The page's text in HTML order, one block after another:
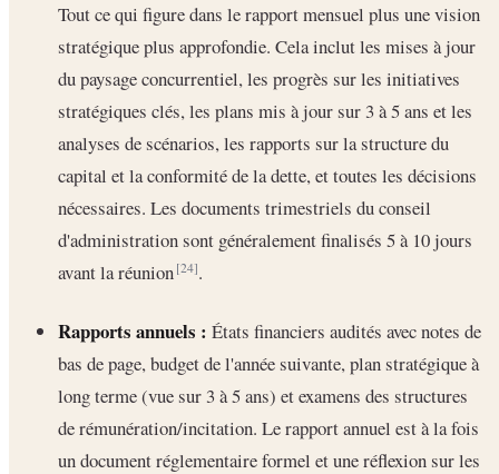
Tout ce qui figure dans le rapport mensuel plus une vision
stratégique plus approfondie. Cela inclut les mises à jour
du paysage concurrentiel, les progrès sur les initiatives
stratégiques clés, les plans mis à jour sur 3 à 5 ans et les
analyses de scénarios, les rapports sur la structure du
capital et la conformité de la dette, et toutes les décisions
nécessaires. Les documents trimestriels du conseil
d'administration sont généralement finalisés 5 à 10 jours
avant la réunion[24].
Rapports annuels : États financiers audités avec notes de
bas de page, budget de l'année suivante, plan stratégique à
long terme (vue sur 3 à 5 ans) et examens des structures
de rémunération/incitation. Le rapport annuel est à la fois
un document réglementaire formel et une réflexion sur les